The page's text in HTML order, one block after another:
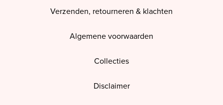
Verzenden, retourneren & klachten
Algemene voorwaarden
Collecties
Disclaimer